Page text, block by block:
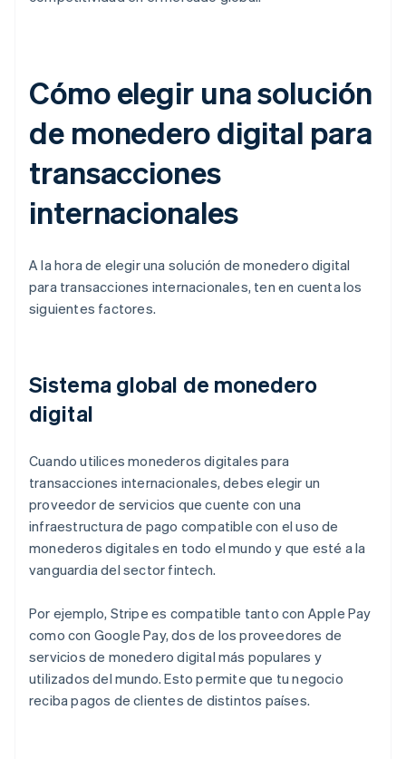
Cómo elegir una solución
de monedero digital para
transacciones
internacionales
A la hora de elegir una solución de monedero digital
para transacciones internacionales, ten en cuenta los
siguientes factores.
Sistema global de monedero
digital
Cuando utilices monederos digitales para
transacciones internacionales, debes elegir un
proveedor de servicios que cuente con una
infraestructura de pago compatible con el uso de
monederos digitales en todo el mundo y que esté a la
vanguardia del sector fintech.
Por ejemplo, Stripe es compatible tanto con Apple Pay
como con Google Pay, dos de los proveedores de
servicios de monedero digital más populares y
utilizados del mundo. Esto permite que tu negocio
reciba pagos de clientes de distintos países.